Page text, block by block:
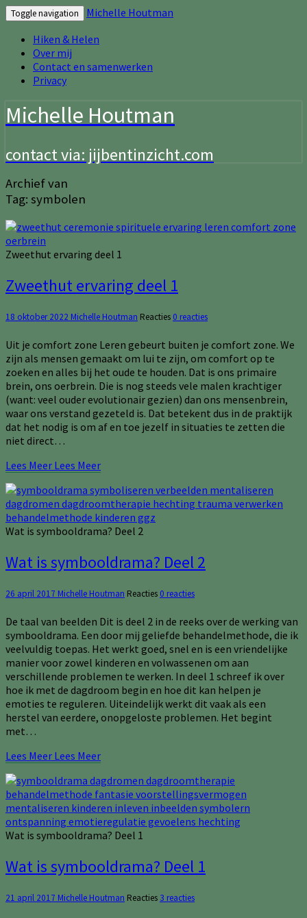
Toggle navigation
Michelle Houtman
Hiken & Helen
Over mij
Contact en samenwerken
Privacy
Michelle Houtman
contact via: jijbentinzicht.com
Archief van
Tag: symbolen
Zweethut ervaring deel 1
Zweethut ervaring deel 1
18 oktober 2022 Michelle Houtman Reacties 0 reacties
Uit je comfort zone Leren gebeurt buiten je comfort zone. We
zijn als mensen gemaakt om lui te zijn, om comfort op te
zoeken en alles bij het oude te houden. Dat is ons primaire
brein, ons oerbrein. Die is nog steeds vele malen krachtiger
(want: veel ouder evolutionair gezien) dan ons mensenbrein,
waar ons verstand gezeteld is. Dat betekent dus in de praktijk
dat het nodig is om af en toe jezelf in situaties te zetten die
niet direct…
Lees Meer Lees Meer
Wat is symbooldrama? Deel 2
Wat is symbooldrama? Deel 2
26 april 2017 Michelle Houtman Reacties 0 reacties
De taal van beelden Dit is deel 2 in de reeks over de werking van
symbooldrama. Een door mij geliefde behandelmethode, die ik
veelvuldig toepas. Het werkt goed, snel en is een vriendelijke
manier voor zowel kinderen en volwassenen om aan
verschillende problemen te werken. In deel 1 schreef ik over
hoe ik met de dagdroom begin en hoe dit kan helpen je
emoties te reguleren. Uiteindelijk werkt dit vaak als een
herstel van eerdere, onopgeloste problemen. Het begint
met…
Lees Meer Lees Meer
Wat is symbooldrama? Deel 1
Wat is symbooldrama? Deel 1
21 april 2017 Michelle Houtman Reacties 3 reacties